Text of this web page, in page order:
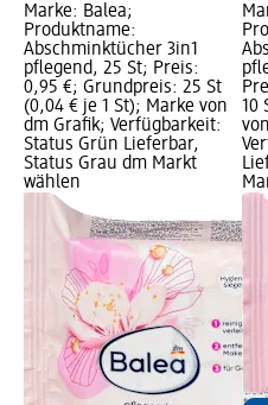
Marke: Balea;
Produktname:
Abschminktücher 3in1
pflegend, 25 St; Preis:
0,95 €; Grundpreis: 25 St
(0,04 € je 1 St); Marke von
dm Grafik; Verfügbarkeit:
Status Grün Lieferbar,
Status Grau dm Markt
wählen
10